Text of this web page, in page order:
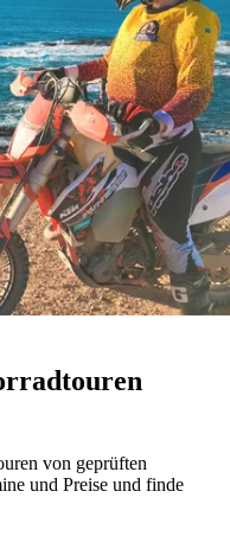
von geprüften
und Preise und finde